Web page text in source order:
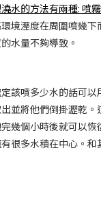
水的方法有兩種: 噴
境溼度在周圍噴幾
水量不夠導致。
該噴多少水的話可
並將他們倒掛瀝乾
幾個小時後就可以恢
很多水積在中心。